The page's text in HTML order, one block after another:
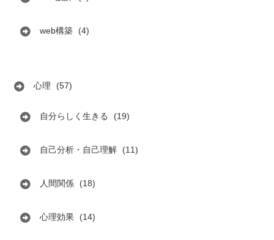
web構築 (4)
心理 (57)
自分らしく生きる (19)
自己分析・自己理解 (11)
人間関係 (18)
心理効果 (14)